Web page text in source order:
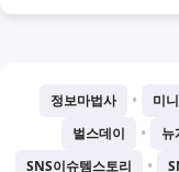
정보마법사 • 미
벌스데이 • 뉴
SNS이슈템스토리 •